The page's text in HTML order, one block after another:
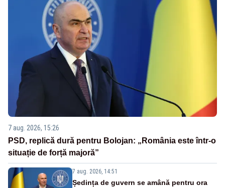
7 aug. 2026, 15:26
PSD, replică dură pentru Bolojan: „România este într-o
situație de forță majoră”
7 aug. 2026, 14:51
Ședința de guvern se amână pentru ora